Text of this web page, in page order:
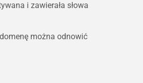
i zawierała słowa
można odnowić